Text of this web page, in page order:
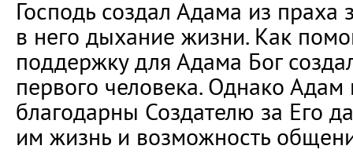
Господь создал Адама из праха
в него дыхание жизни. Как
поддержку для Адама Бог
первого человека. Однако
благодарны Создателю за Его
им жизнь и возможность